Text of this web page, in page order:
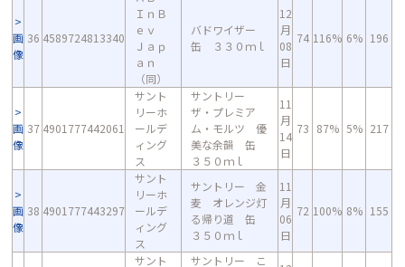
画
像
36 4589724813340
ＩｎＢ
ｅｖ
Ｊａｐ
ａｎ
（同）
バドワイザー
缶 ３３０ｍｌ
12
月
08
日
74 116% 6% 196
画
像
37 4901777442061
サント
リーホ
ールデ
ィング
ス
サントリー
ザ・プレミア
ム・モルツ 優
美な余韻 缶
３５０ｍｌ
11
月
14
日
73 87% 5% 217
画
像
38 4901777443297
サント
リーホ
ールデ
ィング
ス
サントリー 金
麦 オレンジ灯
る帰り道 缶
３５０ｍｌ
11
月
06
日
72 100% 8% 155
サント
サントリー こ